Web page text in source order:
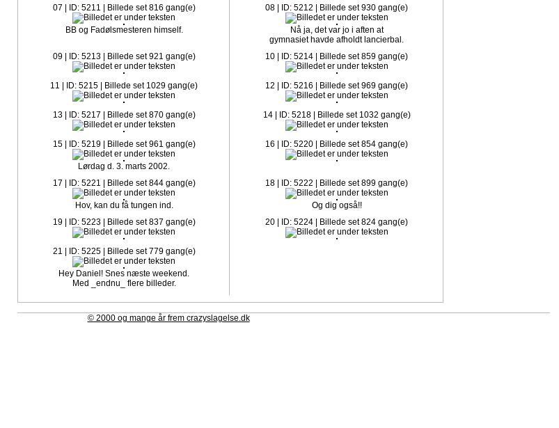
07 | ID: 5211 | Billede set 816 gang(e)
BB og Fadølsmesteren himself.
08 | ID: 5212 | Billede set 930 gang(e)
Nå ja, det var jo i aften at
gymnasiet havde afholdt lancierbal.
09 | ID: 5213 | Billede set 921 gang(e)
10 | ID: 5214 | Billede set 859 gang(e)
11 | ID: 5215 | Billede set 1029 gang(e) 12 | ID: 5216 | Billede set 969 gang(e)
13 | ID: 5217 | Billede set 870 gang(e) 14 | ID: 5218 | Billede set 1032 gang(e)
15 | ID: 5219 | Billede set 961 gang(e)
Lørdag d. 3. marts 2002.
16 | ID: 5220 | Billede set 854 gang(e)
17 | ID: 5221 | Billede set 844 gang(e)
Hov, kan du få tungen ind.
18 | ID: 5222 | Billede set 899 gang(e)
Og dig også!!
19 | ID: 5223 | Billede set 837 gang(e)
20 | ID: 5224 | Billede set 824 gang(e)
21 | ID: 5225 | Billede set 779 gang(e)
Hey Daniel! Snes næste weekend.
Med _endnu_ flere billeder.
© 2000 og mange år frem crazyslagelse.dk